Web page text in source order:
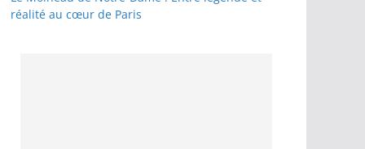
réalité au cœur de Paris